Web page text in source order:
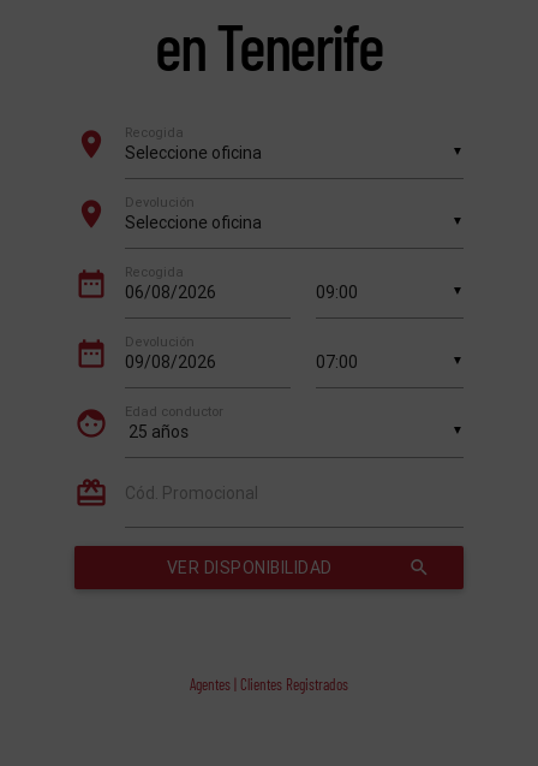
en Tenerife
Agentes | Clientes Registrados